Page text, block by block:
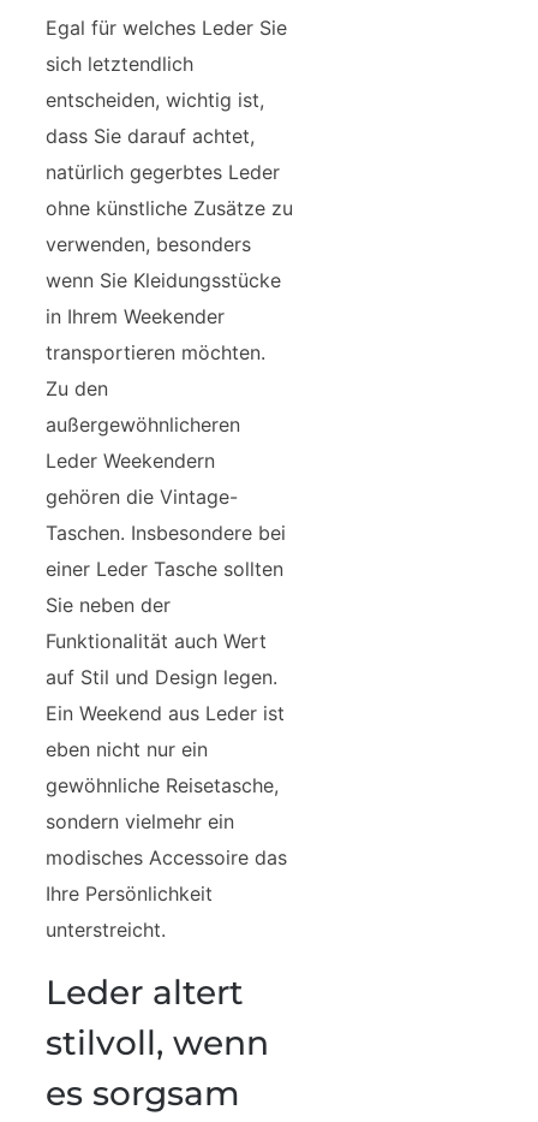
Egal für welches Leder Sie
sich letztendlich
entscheiden, wichtig ist,
dass Sie darauf achtet,
natürlich gegerbtes Leder
ohne künstliche Zusätze zu
verwenden, besonders
wenn Sie Kleidungsstücke
in Ihrem Weekender
transportieren möchten.
Zu den
außergewöhnlicheren
Leder Weekendern
gehören die Vintage-
Taschen. Insbesondere bei
einer Leder Tasche sollten
Sie neben der
Funktionalität auch Wert
auf Stil und Design legen.
Ein Weekend aus Leder ist
eben nicht nur ein
gewöhnliche Reisetasche,
sondern vielmehr ein
modisches Accessoire das
Ihre Persönlichkeit
unterstreicht.
Leder altert
stilvoll, wenn
es sorgsam